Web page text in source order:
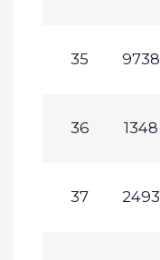
35 9738
36 1348
37 2493